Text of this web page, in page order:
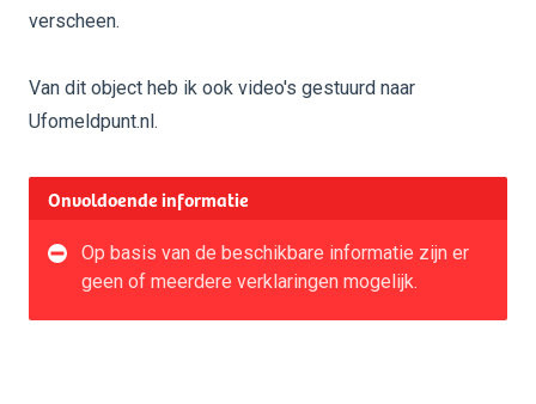
verscheen.
Van dit object heb ik ook video's gestuurd naar
Ufomeldpunt.nl.
Onvoldoende informatie
Op basis van de beschikbare informatie zijn er
geen of meerdere verklaringen mogelijk.